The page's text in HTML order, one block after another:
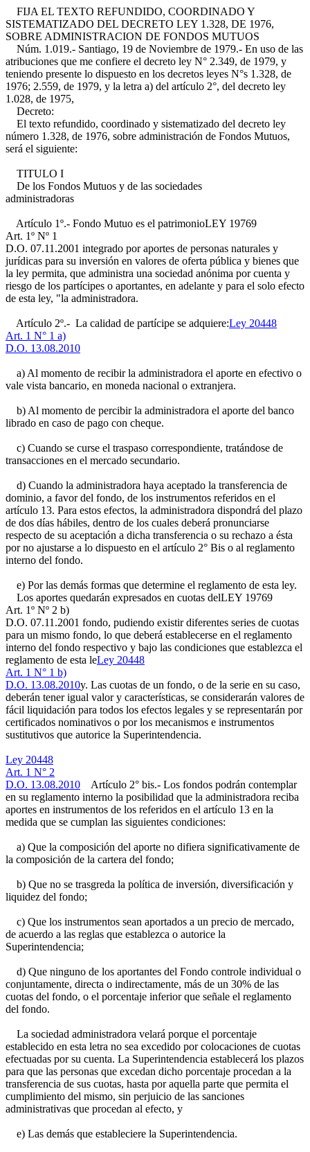
FIJA EL TEXTO REFUNDIDO, COORDINADO Y
SISTEMATIZADO DEL DECRETO LEY 1.328, DE 1976,
SOBRE ADMINISTRACION DE FONDOS MUTUOS
Núm. 1.019.- Santiago, 19 de Noviembre de 1979.- En uso de las
atribuciones que me confiere el decreto ley N° 2.349, de 1979, y
teniendo presente lo dispuesto en los decretos leyes N°s 1.328, de
1976; 2.559, de 1979, y la letra a) del artículo 2°, del decreto ley
1.028, de 1975,
Decreto:
El texto refundido, coordinado y sistematizado del decreto ley
número 1.328, de 1976, sobre administración de Fondos Mutuos,
será el siguiente:
TITULO I
De los Fondos Mutuos y de las sociedades
administradoras
Artículo 1º.- Fondo Mutuo es el patrimonioLEY 19769
Art. 1º Nº 1
D.O. 07.11.2001 integrado por aportes de personas naturales y
jurídicas para su inversión en valores de oferta pública y bienes que
la ley permita, que administra una sociedad anónima por cuenta y
riesgo de los partícipes o aportantes, en adelante y para el solo efecto
de esta ley, "la administradora.
Artículo 2º.- La calidad de partícipe se adquiere:Ley 20448
Art. 1 N° 1 a)
D.O. 13.08.2010
a) Al momento de recibir la administradora el aporte en efectivo o
vale vista bancario, en moneda nacional o extranjera.
b) Al momento de percibir la administradora el aporte del banco
librado en caso de pago con cheque.
c) Cuando se curse el traspaso correspondiente, tratándose de
transacciones en el mercado secundario.
d) Cuando la administradora haya aceptado la transferencia de
dominio, a favor del fondo, de los instrumentos referidos en el
artículo 13. Para estos efectos, la administradora dispondrá del plazo
de dos días hábiles, dentro de los cuales deberá pronunciarse
respecto de su aceptación a dicha transferencia o su rechazo a ésta
por no ajustarse a lo dispuesto en el artículo 2° Bis o al reglamento
interno del fondo.
e) Por las demás formas que determine el reglamento de esta ley.
Los aportes quedarán expresados en cuotas delLEY 19769
Art. 1º Nº 2 b)
D.O. 07.11.2001 fondo, pudiendo existir diferentes series de cuotas
para un mismo fondo, lo que deberá establecerse en el reglamento
interno del fondo respectivo y bajo las condiciones que establezca el
reglamento de esta leLey 20448
Art. 1 N° 1 b)
D.O. 13.08.2010y. Las cuotas de un fondo, o de la serie en su caso,
deberán tener igual valor y características, se considerarán valores de
fácil liquidación para todos los efectos legales y se representarán por
certificados nominativos o por los mecanismos e instrumentos
sustitutivos que autorice la Superintendencia.
Ley 20448
Art. 1 N° 2
D.O. 13.08.2010 Artículo 2° bis.- Los fondos podrán contemplar
en su reglamento interno la posibilidad que la administradora reciba
aportes en instrumentos de los referidos en el artículo 13 en la
medida que se cumplan las siguientes condiciones:
a) Que la composición del aporte no difiera significativamente de
la composición de la cartera del fondo;
b) Que no se trasgreda la política de inversión, diversificación y
liquidez del fondo;
c) Que los instrumentos sean aportados a un precio de mercado,
de acuerdo a las reglas que establezca o autorice la
Superintendencia;
d) Que ninguno de los aportantes del Fondo controle individual o
conjuntamente, directa o indirectamente, más de un 30% de las
cuotas del fondo, o el porcentaje inferior que señale el reglamento
del fondo.
La sociedad administradora velará porque el porcentaje
establecido en esta letra no sea excedido por colocaciones de cuotas
efectuadas por su cuenta. La Superintendencia establecerá los plazos
para que las personas que excedan dicho porcentaje procedan a la
transferencia de sus cuotas, hasta por aquella parte que permita el
cumplimiento del mismo, sin perjuicio de las sanciones
administrativas que procedan al efecto, y
e) Las demás que estableciere la Superintendencia.